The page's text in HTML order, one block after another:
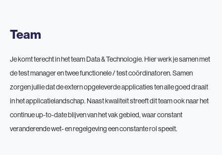
Team
Je komt terecht in het team Data & Technologie. Hier werk je samen met
de test manager en twee functionele / test coördinatoren. Samen
zorgen jullie dat de extern opgeleverde applicaties ten alle goed draait
in het applicatielandschap. Naast kwaliteit streeft dit team ook naar het
continue up-to-date blijven van het vak gebied, waar constant
veranderende wet- en regelgeving een constante rol speelt.